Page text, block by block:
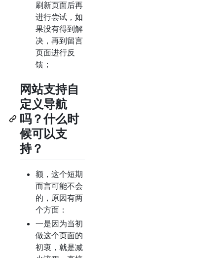
刷新页面后再
进行尝试，如
果没有得到解
决，再到留言
页面进行反
馈；
网站支持自
定义导航
吗？什么时
候可以支
持？
额，这个短期
而言可能不会
的，原因有两
个方面：
一是因为当初
做这个页面的
初衷，就是减